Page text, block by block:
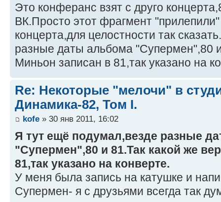
Это конферанс взят с друго
ВК.Просто этот фрагмент
концерта,для целостности так
разные даты альбома "Супермен",80
Миньон записан в 81,так указано на
Re: Некоторые "мелочи" в
Динамика-82, Том I.
kofe » 30 янв 2011, 16:02
Я тут ещё подумал,везде разные
"Супермен",80 и 81.Так какой же
81,так указано на конверте.
У меня была запись на катушке и
Супермен- я с друзьями всегда так